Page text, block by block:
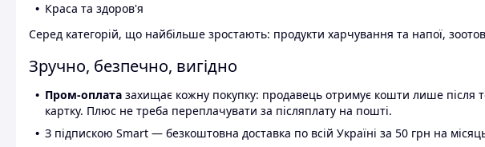
Краса та здоров'я
Серед категорій, що найбільше зростають: продукти харчування та напої,
Зручно, безпечно, вигідно
Пром-оплата захищає кожну покупку: продавець отримує кошти лише після
картку. Плюс не треба переплачувати за післяплату на пошті.
З підпискою Smart — безкоштовна доставка по всій Україні за 50 грн на